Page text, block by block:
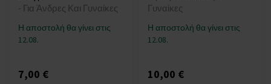
- Για Άνδρες Και Γυναίκες
Η αποστολή θα γίνει στις
12.08.
7,00 €
Γυναίκες
Η αποστολή θα γίνει στις
12.08.
10,00 €